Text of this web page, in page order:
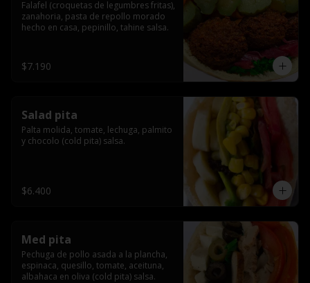
Falafel (croquetas de legumbres fritas),
zanahoria, pasta de repollo morado
hecho en casa, pepinillo, tahine salsa.
$7.190
Salad pita
Palta molida, tomate, lechuga, palmito
y chocolo (cold pita) salsa.
$6.400
Med pita
Pechuga de pollo asada a la plancha,
espinaca, quesillo, tomate, aceituna,
albahaca en oliva (cold pita) salsa.